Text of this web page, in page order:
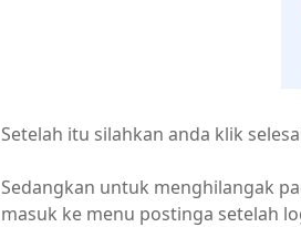
Setelah itu silahkan anda klik
Sedangkan untuk menghilangak
masuk ke menu postinga setelah